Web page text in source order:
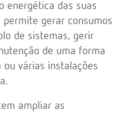
energética das suas
permite gerar consumos
de sistemas, gerir
de uma forma
várias instalações
ampliar as